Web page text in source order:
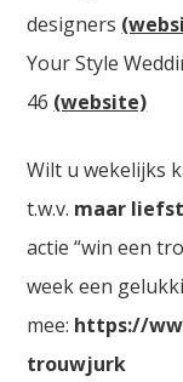
designers
Your Style
46 (website)
Wilt u wekelijks
t.w.v. maar liefst
actie “win een
week een
mee: https://
trouwjurk